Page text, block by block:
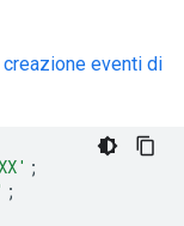
eventi di
;
;